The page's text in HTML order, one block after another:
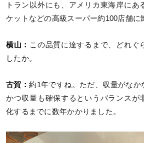
トラン以外にも、アメリカ東海岸にあ
ケットなどの高級スーパー約100店舗に
横山： この品質に達するまで、どれぐ
したか。
古賀：約1年ですね。ただ、収量がな
かつ収量も確保するというバランスが
化するまでに数年かかりました。